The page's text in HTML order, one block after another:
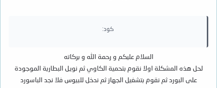
كود:
السلام عليكم و رحمة الله و بركاته
لحل هذه المشكلة اولا نقوم بتحمية الكاوي ثم نويل البطارية الموجودة
على البورد ثم نقوم بتشغيل الجهاز ثم ندخل للبيوس فلا نجد الباسورد